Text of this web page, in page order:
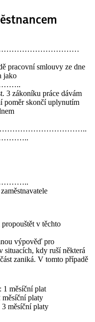
pracovní smlouvy ze dne
3 zákoníku práce dávám
poměr skončí uplynutím
v těchto
výpověď pro
situacích, kdy ruší některá
zaniká. V tomto případě
1 měsíční plat
měsíční platy
měsíční platy